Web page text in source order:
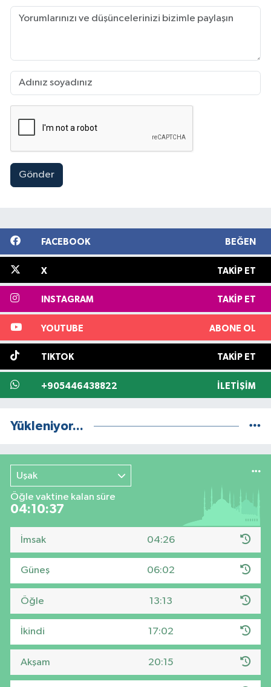
Gönder
FACEBOOK BEĞEN
X TAKIP ET
INSTAGRAM TAKIP ET
YOUTUBE ABONE OL
TIKTOK TAKIP ET
+905446438822 İLETIŞIM
Yükleniyor...
Uşak
Öğle vaktine kalan süre
04:10:36
İmsak 04:26
Güneş 06:02
Öğle 13:13
İkindi 17:02
Akşam 20:15